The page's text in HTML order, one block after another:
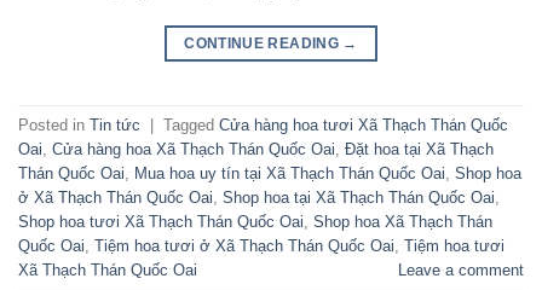
CONTINUE READING →
Posted in Tin tức Tagged Cửa hàng hoa tươi Xã Thạch Thán Quốc
Oai Cửa hàng hoa Xã Thạch Thán Quốc Oai Đặt hoa tại Xã Thạch
Thán Quốc Oai
Mua hoa uy tín tại Xã Thạch Thán Quốc Oai Shop hoa
ở Xã Thạch Thán Quốc Oai Shop hoa tại Xã Thạch Thán Quốc Oai
Shop hoa tươi Xã Thạch Thán Quốc Oai Shop hoa Xã Thạch Thán
Quốc Oai Tiệm hoa tươi ở Xã Thạch Thán Quốc Oai Tiệm hoa tươi
Xã Thạch Thán Quốc Oai
Leave a comment